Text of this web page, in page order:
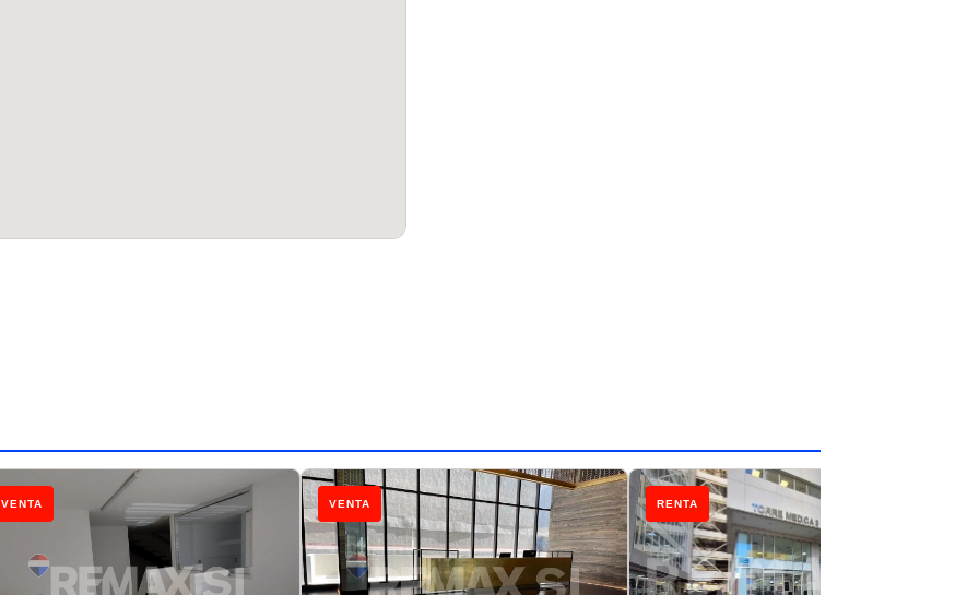
VENTA VENTA RENTA